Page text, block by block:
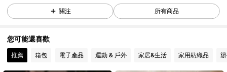
4.92 2.5K 追蹤者
4.92
關注 所有商品
您可能還喜歡
推薦 箱包 電子產品 運動 & 戶外 家居&生活 家用紡織品